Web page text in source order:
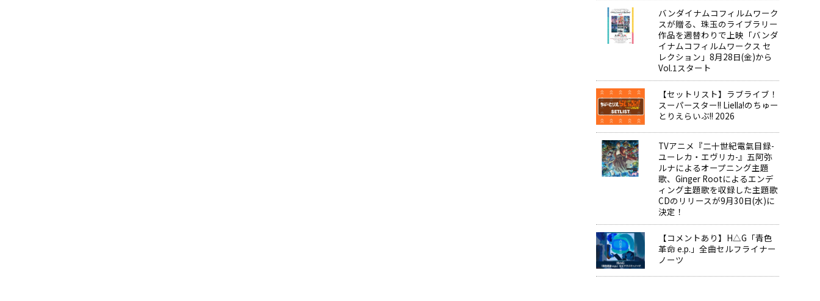
バンダイナムコフィルムワーク
スが贈る、珠玉のライブラリー
作品を週替わりで上映「バンダ
イナムコフィルムワークス セ
レクション」8月28日(金)から
Vol.1スタート
【セットリスト】ラブライブ！
スーパースター!! Liella!のちゅー
とりえらいぶ!! 2026
TVアニメ『二十世紀電氣目録-
ユーレカ・エヴリカ-』五阿弥
ルナによるオープニング主題
歌、Ginger Rootによるエンデ
ィング主題歌を収録した主題歌
CDのリリースが9月30日(水)に
決定！
【コメントあり】H△G「青色
革命 e.p.」全曲セルフライナー
ノーツ